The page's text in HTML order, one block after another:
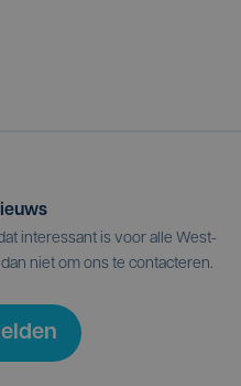
interessant is voor alle West-
niet om ons te contacteren.